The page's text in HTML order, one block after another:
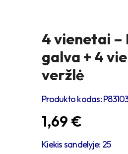
4 vienetai –
galva + 4
veržlė
Produkto kodas:
1,69 €
Kiekis sandelyje: 25